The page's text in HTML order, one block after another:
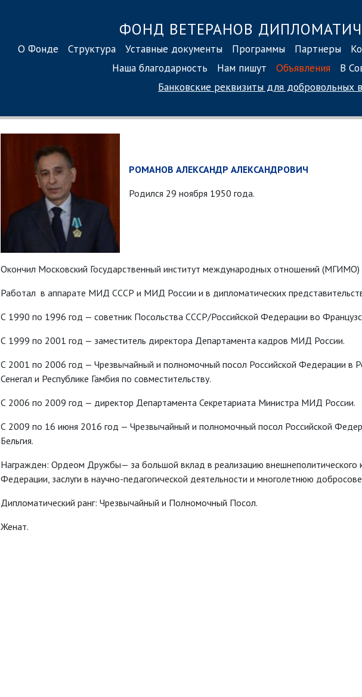
ФОНД ВЕТЕРАНОВ
О Фонде Структура Уставные документы Программы Партнеры
Наша благодарность
Нам пишут Объявления
В
Банковские реквизиты для добровольных
РОМАНОВ АЛЕКСАНДР АЛЕКСАНДРОВИЧ
Родился 29 ноября 1950 года.
Окончил Московский Государственный институт международных отношений (МГИМО)
Работал в аппарате МИД СССР и МИД России и в дипломатических
С 1990 по 1996 год — советник Посольства СССР/Российской Федерации во
С 1999 по 2001 год — заместитель директора Департамента кадров МИД России.
С 2001 по 2006 год — Чрезвычайный и полномочный посол Российской Федерации в
Сенегал и Республике Гамбия по совместительству.
С 2006 по 2009 год — директор Департамента Секретариата Министра МИД России.
С 2009 по 16 июня 2016 год — Чрезвычайный и полномочный посол Российской
Бельгия.
Награжден: Ордеом Дружбы— за большой вклад в реализацию внешнеполитического
Федерации, заслуги в научно-педагогической деятельности и многолетнюю
Дипломатический ранг: Чрезвычайный и Полномочный Посол.
Женат.